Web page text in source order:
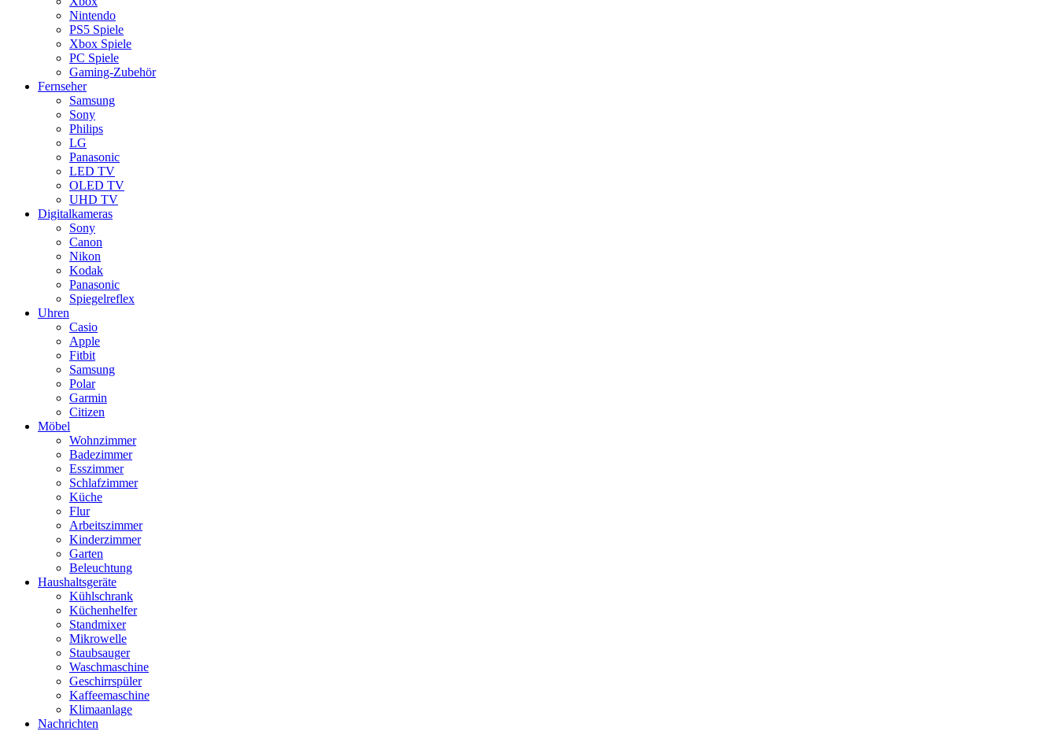
Nintendo
PS5 Spiele
Xbox Spiele
PC Spiele
Gaming-Zubehör
Fernseher
Samsung
Sony
Philips
LG
Panasonic
LED TV
OLED TV
UHD TV
Digitalkameras
Sony
Canon
Nikon
Kodak
Panasonic
Spiegelreflex
Uhren
Casio
Apple
Fitbit
Samsung
Polar
Garmin
Citizen
Möbel
Wohnzimmer
Badezimmer
Esszimmer
Schlafzimmer
Küche
Flur
Arbeitszimmer
Kinderzimmer
Garten
Beleuchtung
Haushaltsgeräte
Kühlschrank
Küchenhelfer
Standmixer
Mikrowelle
Staubsauger
Waschmaschine
Geschirrspüler
Kaffeemaschine
Klimaanlage
Nachrichten